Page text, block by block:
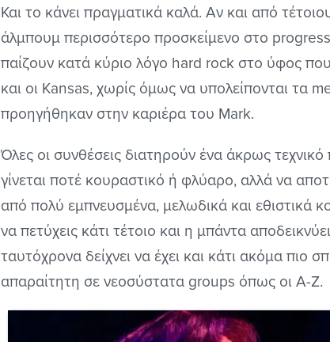
Και το κάνει πραγματικά καλά. Αν και από
άλμπουμ περισσότερο προσκείμενο στο
παίζουν κατά κύριο λόγο hard rock στο ύφος
και οι Kansas, χωρίς όμως να υπολείπονται τα
προηγήθηκαν στην καριέρα του Mark.
Όλες οι συνθέσεις διατηρούν ένα άκρως
γίνεται ποτέ κουραστικό ή φλύαρο, αλλά να
από πολύ εμπνευσμένα, μελωδικά και εθιστικά
να πετύχεις κάτι τέτοιο και η μπάντα
ταυτόχρονα δείχνει να έχει και κάτι ακόμα πιο
απαραίτητη σε νεοσύστατα groups όπως οι A-Z.